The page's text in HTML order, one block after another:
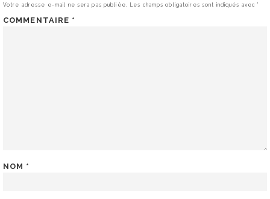
Votre adresse e-mail ne sera pas publiée. Les champs obligatoires sont indiqués avec*
COMMENTAIRE *
NOM *